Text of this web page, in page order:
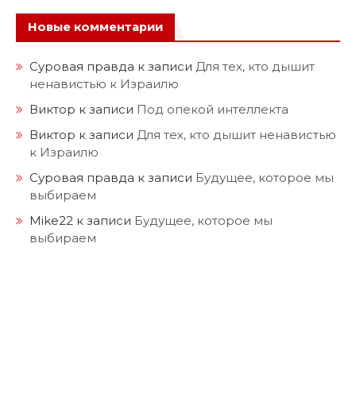
Новые комментарии
Суровая правда к записи Для тех, кто дышит
ненавистью к Израилю
Виктор к записи Под опекой интеллекта
Виктор к записи Для тех, кто дышит ненавистью
к Израилю
Суровая правда к записи Будущее, которое мы
выбираем
Mike22 к записи Будущее, которое мы
выбираем